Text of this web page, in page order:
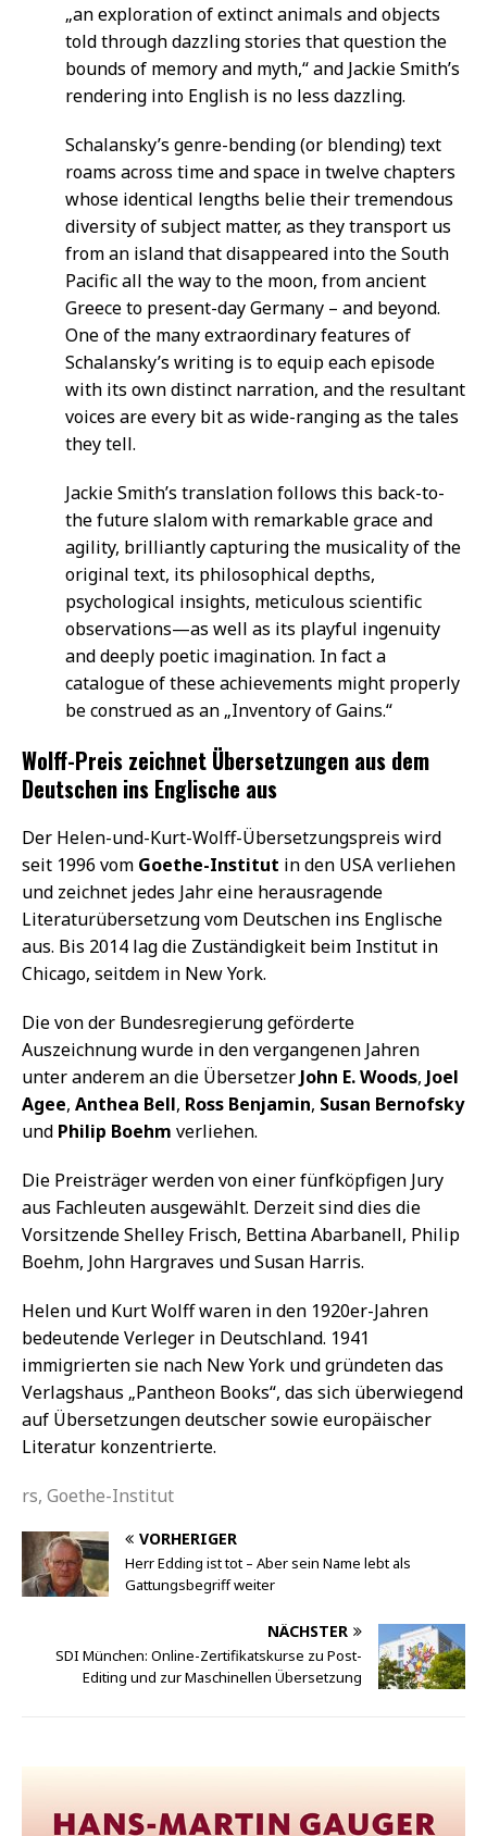
„an exploration of extinct animals and objects
told through dazzling stories that question the
bounds of memory and myth,“ and Jackie Smith’s
rendering into English is no less dazzling.
Schalansky’s genre-bending (or blending) text
roams across time and space in twelve chapters
whose identical lengths belie their tremendous
diversity of subject matter, as they transport us
from an island that disappeared into the South
Pacific all the way to the moon, from ancient
Greece to present-day Germany – and beyond.
One of the many extraordinary features of
Schalansky’s writing is to equip each episode
with its own distinct narration, and the resultant
voices are every bit as wide-ranging as the tales
they tell.
Jackie Smith’s translation follows this back-to-
the future slalom with remarkable grace and
agility, brilliantly capturing the musicality of the
original text, its philosophical depths,
psychological insights, meticulous scientific
observations—as well as its playful ingenuity
and deeply poetic imagination. In fact a
catalogue of these achievements might properly
be construed as an „Inventory of Gains.“
Wolff-Preis zeichnet Übersetzungen aus dem
Deutschen ins Englische aus
Der Helen-und-Kurt-Wolff-Übersetzungspreis wird
seit 1996 vom Goethe-Institut in den USA verliehen
und zeichnet jedes Jahr eine herausragende
Literaturübersetzung vom Deutschen ins Englische
aus. Bis 2014 lag die Zuständigkeit beim Institut in
Chicago, seitdem in New York.
Die von der Bundesregierung geförderte
Auszeichnung wurde in den vergangenen Jahren
unter anderem an die Übersetzer John E. Woods, Joel
Agee, Anthea Bell, Ross Benjamin, Susan Bernofsky
und Philip Boehm verliehen.
Die Preisträger werden von einer fünfköpfigen Jury
aus Fachleuten ausgewählt. Derzeit sind dies die
Vorsitzende Shelley Frisch, Bettina Abarbanell, Philip
Boehm, John Hargraves und Susan Harris.
Helen und Kurt Wolff waren in den 1920er-Jahren
bedeutende Verleger in Deutschland. 1941
immigrierten sie nach New York und gründeten das
Verlagshaus „Pantheon Books“, das sich überwiegend
auf Übersetzungen deutscher sowie europäischer
Literatur konzentrierte.
rs, Goethe-Institut
VORHERIGER
Herr Edding ist tot – Aber sein Name lebt als
Gattungsbegriff weiter
NÄCHSTER
SDI München: Online-Zertifikatskurse zu Post-
Editing und zur Maschinellen Übersetzung